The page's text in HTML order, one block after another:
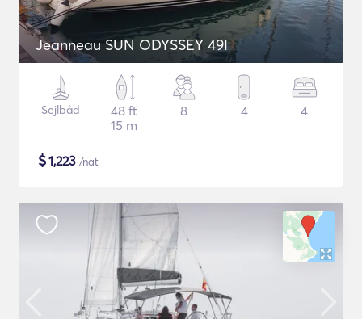
Jeanneau SUN ODYSSEY 49I
Sejlbåd
48 ft
15 m
8 4 4
$1,223 /nat